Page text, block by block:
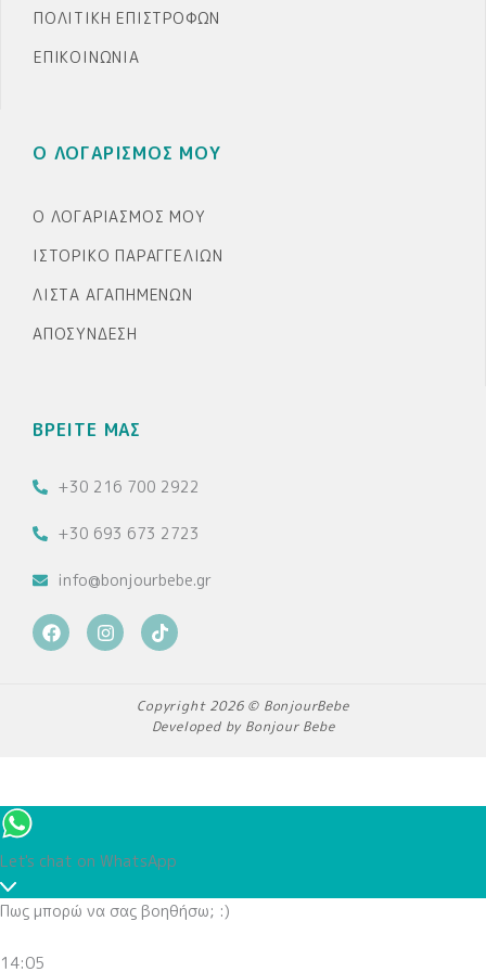
ΠΟΛΙΤΙΚΉ ΕΠΙΣΤΡΟΦΏΝ
ΕΠΙΚΟΙΝΩΝΊΑ
Ο ΛΟΓΑΡΙΣΜΟΣ ΜΟΥ
Ο ΛΟΓΑΡΙΑΣΜΌΣ ΜΟΥ
ΙΣΤΟΡΙΚΌ ΠΑΡΑΓΓΕΛΙΏΝ
ΛΊΣΤΑ ΑΓΑΠΗΜΈΝΩΝ
ΑΠΟΣΎΝΔΕΣΗ
ΒΡΕΙΤΕ ΜΑΣ
+30 216 700 2922
+30 693 673 2723
info@bonjourbebe.gr
F
a
c
I
n
s
T
i
k
k
Copyright 2026 © BonjourBebe
Developed by Bonjour Bebe
Let's chat on WhatsApp
Πως μπορώ να σας βοηθήσω; :)
14:05